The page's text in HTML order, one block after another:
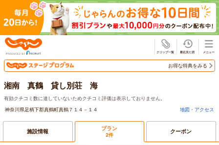
お得な特典をみる
湘南 真鶴 貸し別荘 海
有効クチコミ数に達していないためクチコミ評価は表示しておりません。
神奈川県足柄下郡真鶴町真鶴７１４－１４
地図・アクセス
施設情報 プラン
2件 クーポン